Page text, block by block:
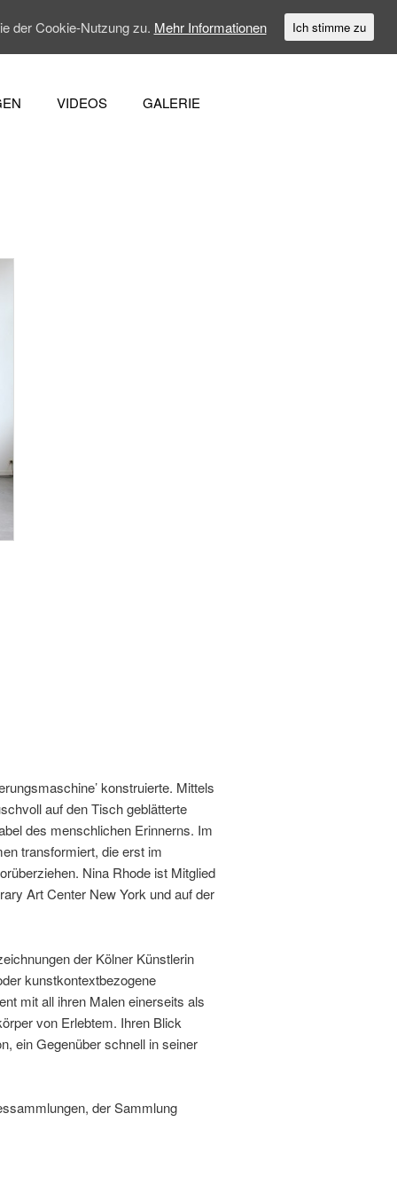
VIDEOS GALERIE
konstruierte. Mittels
auf den Tisch geblätterte
des menschlichen Erinnerns. Im
transformiert, die erst im
Nina Rhode ist Mitglied
Art Center New York und auf der
der Kölner Künstlerin
kunstkontextbezogene
mit all ihren Malen einerseits als
von Erlebtem. Ihren Blick
ein Gegenüber schnell in seiner
der Sammlung
der Cookie-Nutzung zu. Mehr Informationen Ich stimme zu